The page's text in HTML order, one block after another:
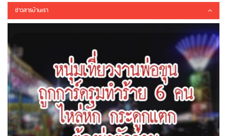
ข่าวสารบ้านเรา